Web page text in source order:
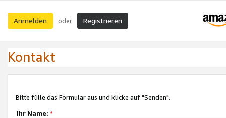
Anmelden oder Registrieren
Kontakt
Bitte fülle das Formular aus und klicke auf "Senden".
Ihr Name: *